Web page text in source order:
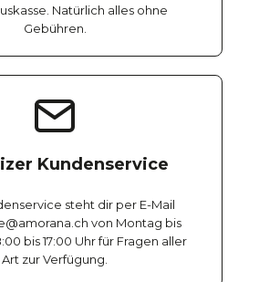
Natürlich alles ohne
Gebühren.
Kundenservice
steht dir per E-Mail
von Montag bis
bis 17:00 Uhr für Fragen aller
Art zur Verfügung.